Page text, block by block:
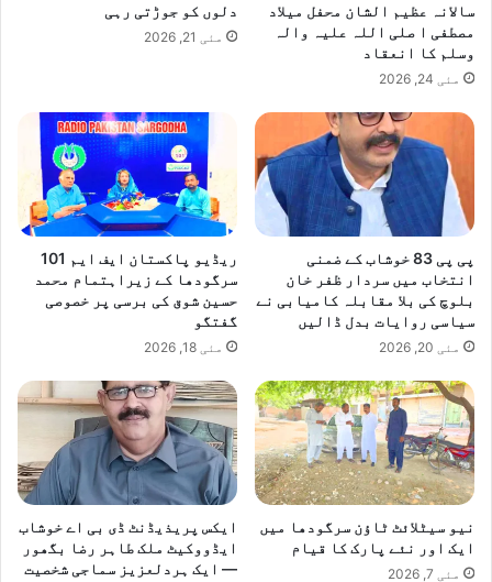
سالانہ عظیم الشان محفل میلاد
مصطفی ا صلی اللہ علیہ والہ
وسلم کا انعقاد
مئی 24, 2026
دلوں کو جوڑتی رہی
مئی 21, 2026
پی پی 83 خوشاب کے ضمنی
انتخاب میں سردار ظفر خان
بلوچ کی بلا مقابلہ کامیابی نے
سیاسی روایات بدل ڈالیں
مئی 20, 2026
ریڈیو پاکستان ایف ایم 101
سرگودھا کے زیراہتمام محمد
حسین شوق کی برسی پر خصوصی
گفتگو
مئی 18, 2026
نیو سیٹلائٹ ٹاؤن سرگودھا میں
ایک اور نئے پارک کا قیام
مئی 7, 2026
ایکس پریذیڈنٹ ڈی بی اے خوشاب
ایڈووکیٹ ملک طاہر رضا بگھور
— ایک ہردلعزیز سماجی شخصیت